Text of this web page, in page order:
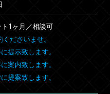
1ヶ月／相談可
ださいませ。
提示致します。
案内致します。
提案致します。